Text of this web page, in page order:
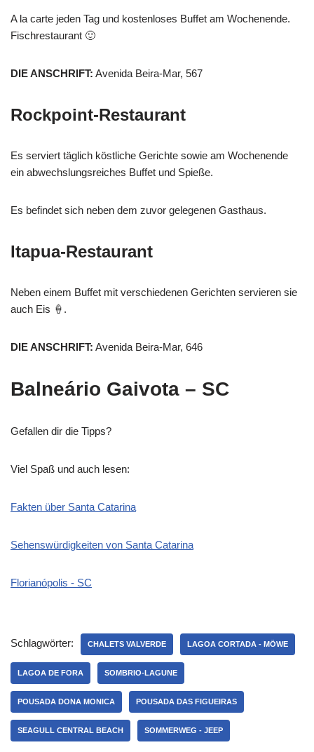
A la carte jeden Tag und kostenloses Buffet am Wochenende.
Fischrestaurant 🙂
DIE ANSCHRIFT: Avenida Beira-Mar, 567
Rockpoint-Restaurant
Es serviert täglich köstliche Gerichte sowie am Wochenende
ein abwechslungsreiches Buffet und Spieße.
Es befindet sich neben dem zuvor gelegenen Gasthaus.
Itapua-Restaurant
Neben einem Buffet mit verschiedenen Gerichten servieren sie
auch Eis 🍦.
DIE ANSCHRIFT: Avenida Beira-Mar, 646
Balneário Gaivota – SC
Gefallen dir die Tipps?
Viel Spaß und auch lesen:
Fakten über Santa Catarina
Sehenswürdigkeiten von Santa Catarina
Florianópolis - SC
Schlagwörter: CHALETS VALVERDE LAGOA CORTADA - MÖWE
LAGOA DE FORA SOMBRIO-LAGUNE
POUSADA DONA MONICA POUSADA DAS FIGUEIRAS
SEAGULL CENTRAL BEACH SOMMERWEG - JEEP